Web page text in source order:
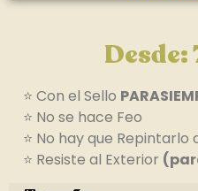
Desde:
⭐ Con el Sello
⭐ No se hace Feo
⭐ No hay que Repintarlo
⭐ Resiste al Exterior